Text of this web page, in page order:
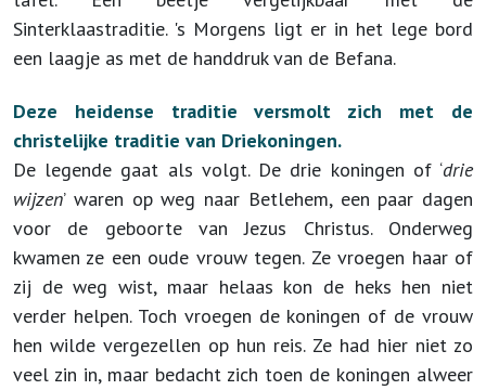
Sinterklaastraditie. 's Morgens ligt er in het lege bord
een laagje as met de handdruk van de Befana.
Deze heidense traditie versmolt zich met de
christelijke traditie van Driekoningen.
De legende gaat als volgt. De drie koningen of ‘drie
wijzen’ waren op weg naar Betlehem, een paar dagen
voor de geboorte van Jezus Christus. Onderweg
kwamen ze een oude vrouw tegen. Ze vroegen haar of
zij de weg wist, maar helaas kon de heks hen niet
verder helpen. Toch vroegen de koningen of de vrouw
hen wilde vergezellen op hun reis. Ze had hier niet zo
veel zin in, maar bedacht zich toen de koningen alweer